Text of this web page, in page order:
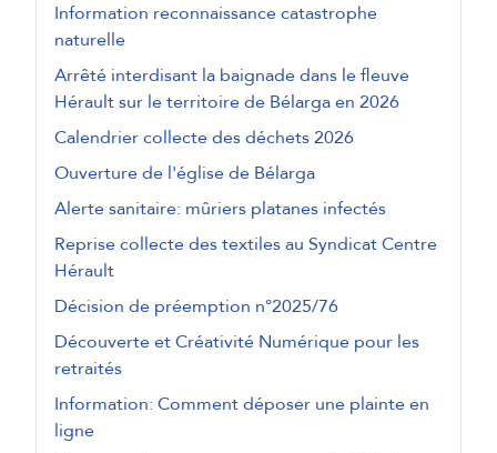
Information reconnaissance catastrophe
naturelle
Arrêté interdisant la baignade dans le fleuve
Hérault sur le territoire de Bélarga en 2026
Calendrier collecte des déchets 2026
Ouverture de l'église de Bélarga
Alerte sanitaire: mûriers platanes infectés
Reprise collecte des textiles au Syndicat Centre
Hérault
Décision de préemption n°2025/76
Découverte et Créativité Numérique pour les
retraités
Information: Comment déposer une plainte en
ligne